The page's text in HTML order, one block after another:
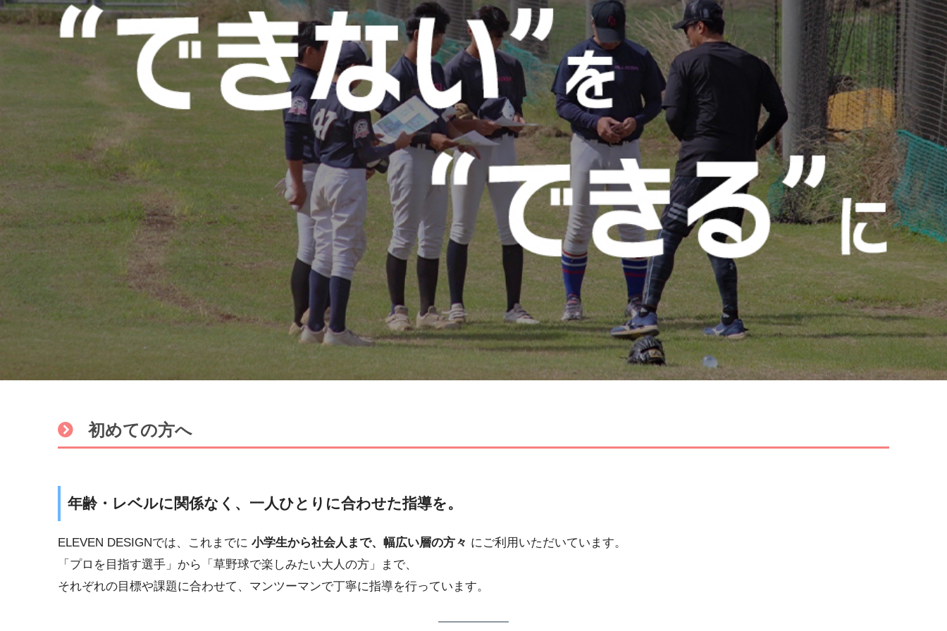
初めての方へ
年齢・レベルに関係なく、一人ひとりに合わせた指導を。
ELEVEN DESIGNでは、これまでに 小学生から社会人まで、幅広い層の方々 にご利用いただいています。
「プロを目指す選手」から「草野球で楽しみたい大人の方」まで、
それぞれの目標や課題に合わせて、マンツーマンで丁寧に指導を行っています。